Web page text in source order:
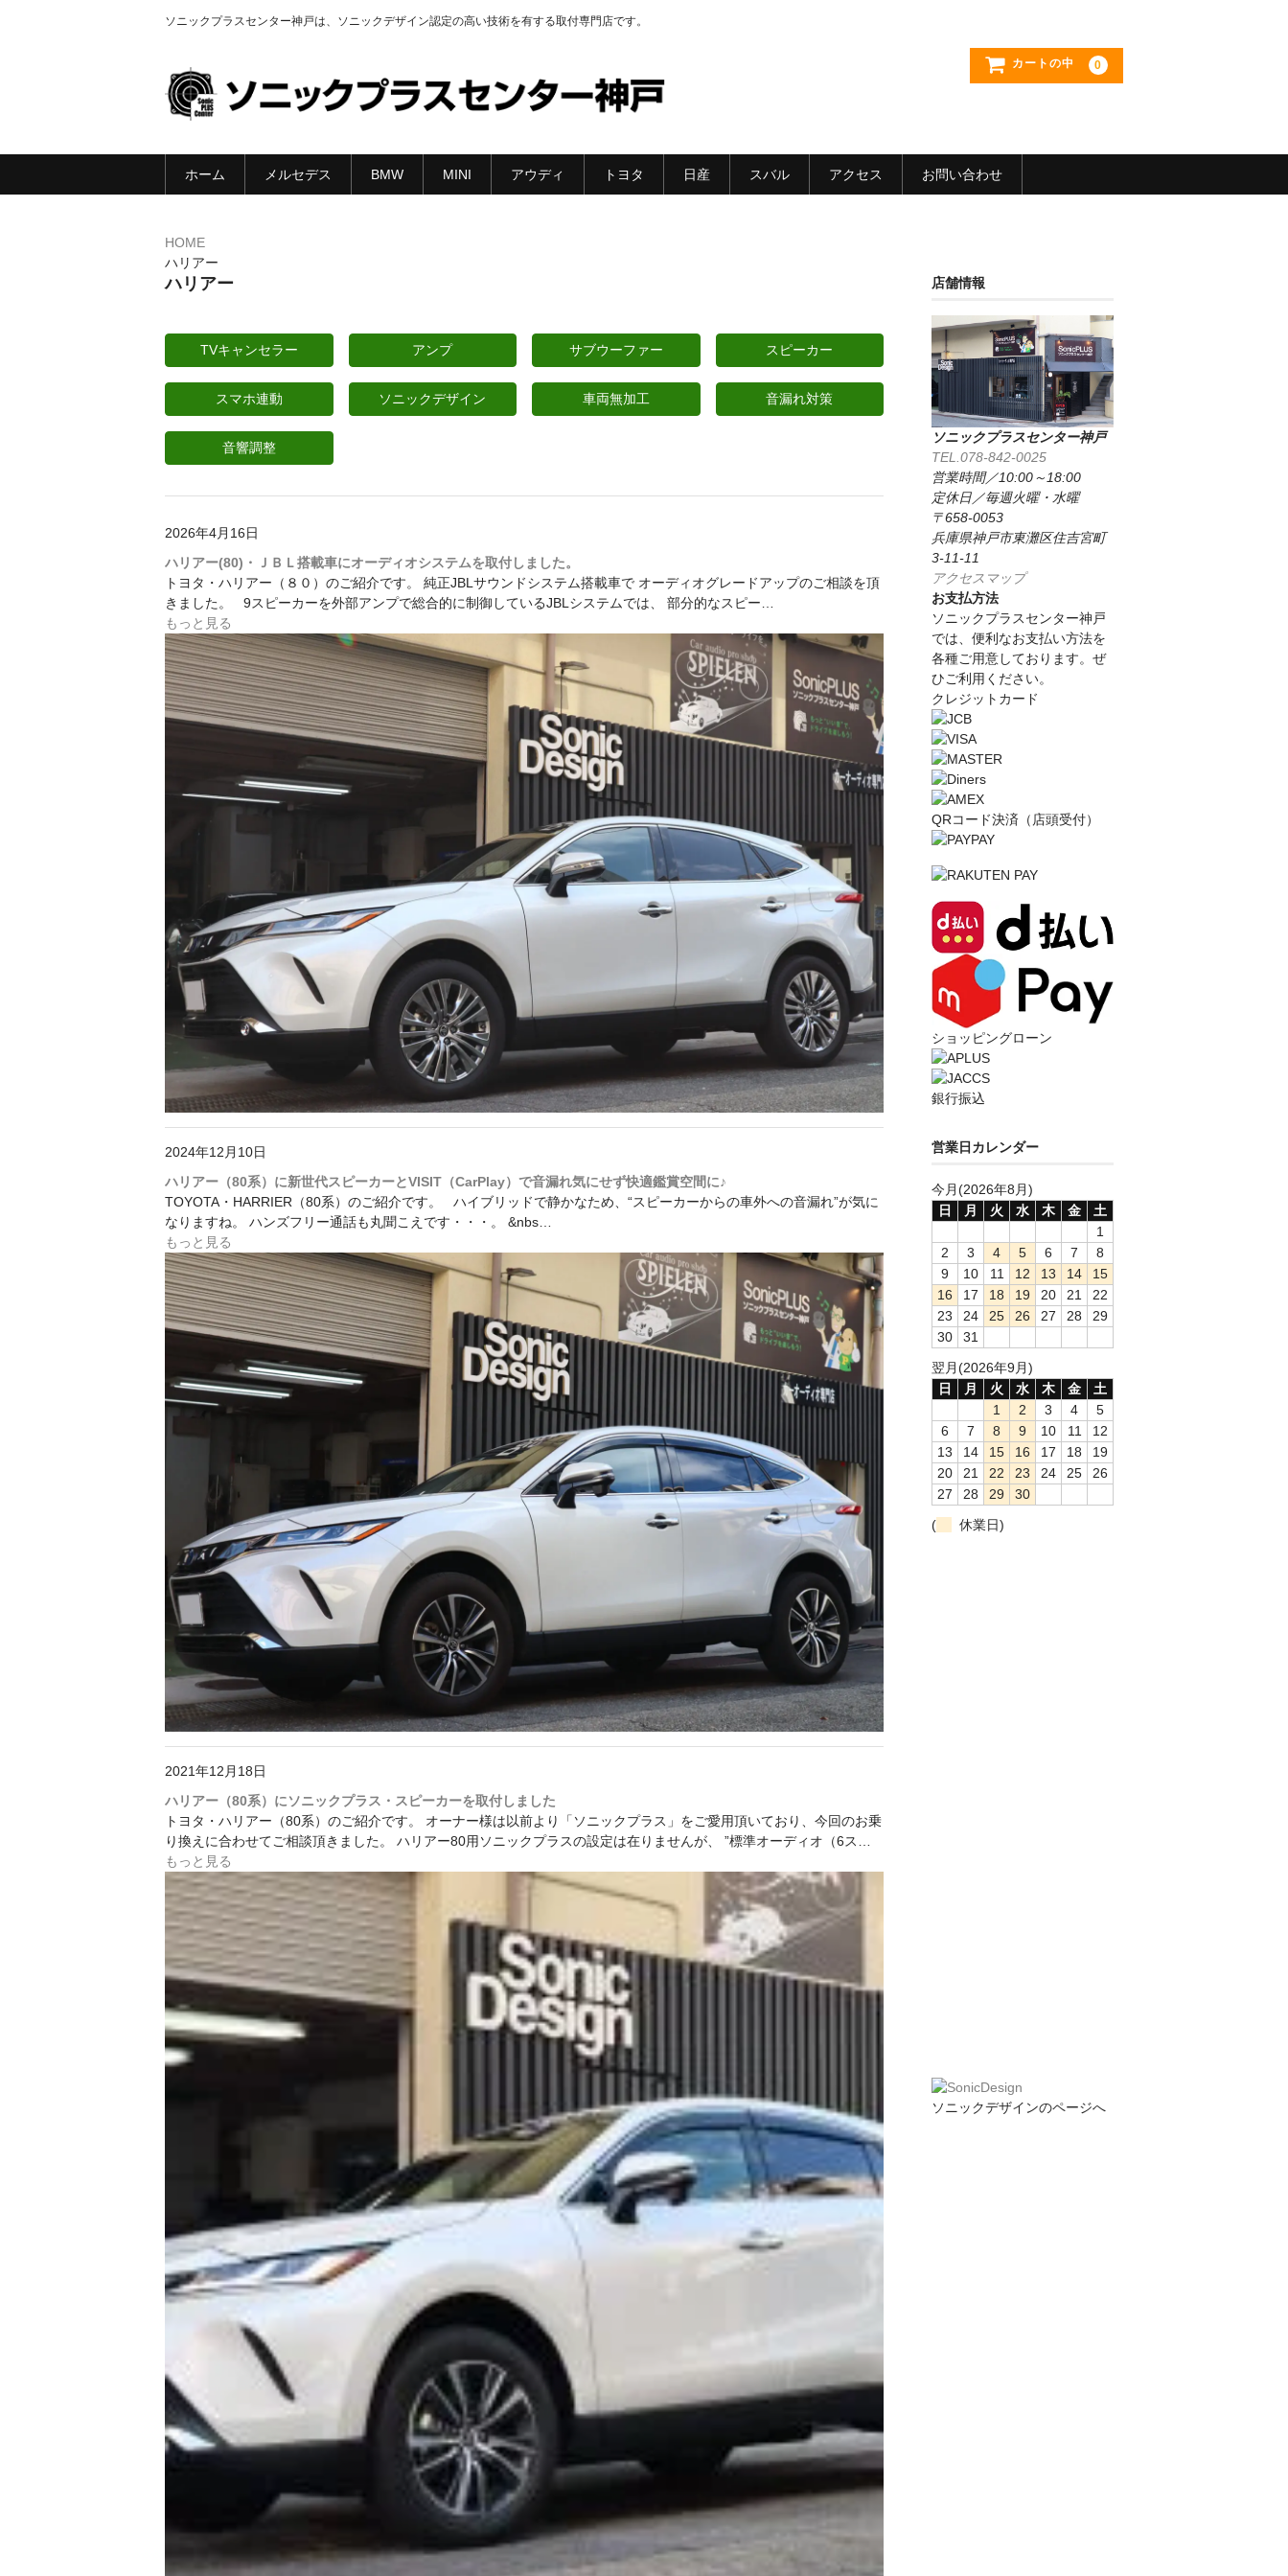
ソニックプラスセンター神戸は、ソニックデザイン認定の高い技術を有する取付専門店です。
カートの中 0
ホーム メルセデス BMW MINI アウディ トヨタ 日産 スバル アクセス お問い合わせ
HOME
ハリアー
ハリアー
TVキャンセラー アンプ サブウーファー スピーカー
スマホ連動 ソニックデザイン 車両無加工 音漏れ対策
音響調整
2026年4月16日
ハリアー(80)・ＪＢＬ搭載車にオーディオシステムを取付しました。
トヨタ・ハリアー（８０）のご紹介です。 純正JBLサウンドシステム搭載車で オーディオグレードアップのご相談を頂
きました。 9スピーカーを外部アンプで総合的に制御しているJBLシステムでは、 部分的なスピー…
もっと見る
2024年12月10日
ハリアー（80系）に新世代スピーカーとVISIT（CarPlay）で音漏れ気にせず快適鑑賞空間に♪
TOYOTA・HARRIER（80系）のご紹介です。 ハイブリッドで静かなため、“スピーカーからの車外への音漏れ”が気に
なりますね。 ハンズフリー通話も丸聞こえです・・・。 &nbs…
もっと見る
2021年12月18日
ハリアー（80系）にソニックプラス・スピーカーを取付しました
トヨタ・ハリアー（80系）のご紹介です。 オーナー様は以前より「ソニックプラス」をご愛用頂いており、今回のお乗
り換えに合わせてご相談頂きました。 ハリアー80用ソニックプラスの設定は在りませんが、 ”標準オーディオ（6ス…
もっと見る
店舗情報
ソニックプラスセンター神戸
TEL.078-842-0025
営業時間／10:00～18:00
定休日／毎週火曜・水曜
〒658-0053
兵庫県神戸市東灘区住吉宮町
3-11-11
アクセスマップ
お支払方法
ソニックプラスセンター神戸
では、便利なお支払い方法を
各種ご用意しております。ぜ
ひご利用ください。
クレジットカード
QRコード決済（店頭受付）
ショッピングローン
銀行振込
営業日カレンダー
今月(2026年8月)
日
月 火 水 木 金
土
1
2
3 4 5 6 7
8
9
10 11 12 13 14
15
16
17 18 19 20 21
22
23
24 25 26 27 28
29
30
31
翌月(2026年9月)
日
月 火 水 木 金
土
1
2 3 4
5
6
7 8 9 10 11
12
13
14 15 16 17 18
19
20
21 22 23 24 25
26
27
28 29
30
(
休業日)
ソニックデザインのページへ